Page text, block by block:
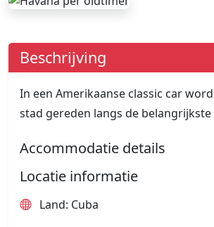
Beschrijving
In een Amerikaanse classic car
stad gereden langs de
Accommodatie details
Locatie informatie
Land: Cuba